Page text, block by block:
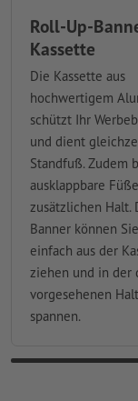
Roll-Up-
Kassette
Die Kassette aus
hochwertigem
schützt Ihr
und dient
Standfuß. Zudem
ausklappbare Füße
zusätzlichen Halt.
Banner können Sie
einfach aus der
ziehen und in der
vorgesehenen
spannen.